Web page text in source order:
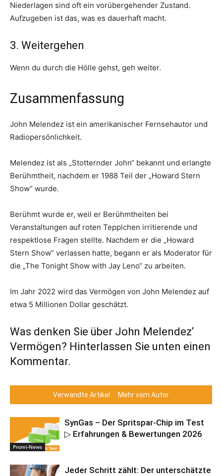
Niederlagen sind oft ein vorübergehender Zustand.
Aufzugeben ist das, was es dauerhaft macht.
3. Weitergehen
Wenn du durch die Hölle gehst, geh weiter.
Zusammenfassung
John Melendez ist ein amerikanischer Fernsehautor und
Radiopersönlichkeit.
Melendez ist als „Stotternder John“ bekannt und erlangte
Berühmtheit, nachdem er 1988 Teil der „Howard Stern
Show“ wurde.
Berühmt wurde er, weil er Berühmtheiten bei
Veranstaltungen auf roten Teppichen irritierende und
respektlose Fragen stellte. Nachdem er die „Howard
Stern Show“ verlassen hatte, begann er als Moderator für
die „The Tonight Show with Jay Leno“ zu arbeiten.
Im Jahr 2022 wird das Vermögen von John Melendez auf
etwa 5 Millionen Dollar geschätzt.
Was denken Sie über John Melendez‘
Vermögen? Hinterlassen Sie unten einen
Kommentar.
Verwandte Artikel Mehr vom Autor
Promi-News
SynGas – Der Spritspar-Chip im Test
▷ Erfahrungen & Bewertungen 2026
Jeder Schritt zählt: Der unterschätzte